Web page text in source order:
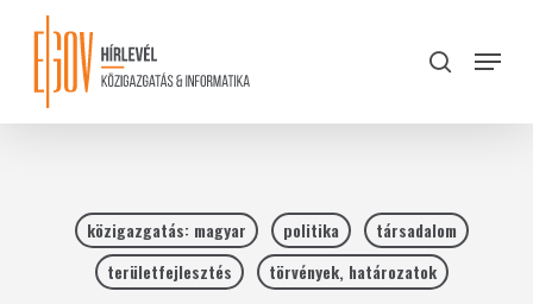
content
search
Menu
közigazgatás: magyar politika
társadalom
területfejlesztés
törvények, határozatok
Close